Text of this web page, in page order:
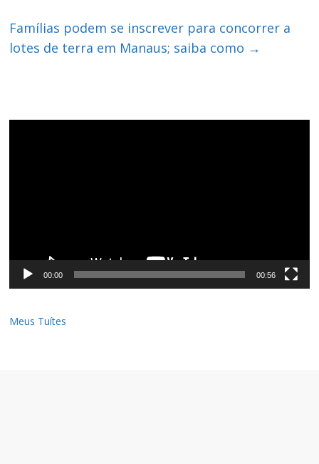
Famílias podem se inscrever para concorrer a
lotes de terra em Manaus; saiba como →
00:00 00:56
Meus Tuítes